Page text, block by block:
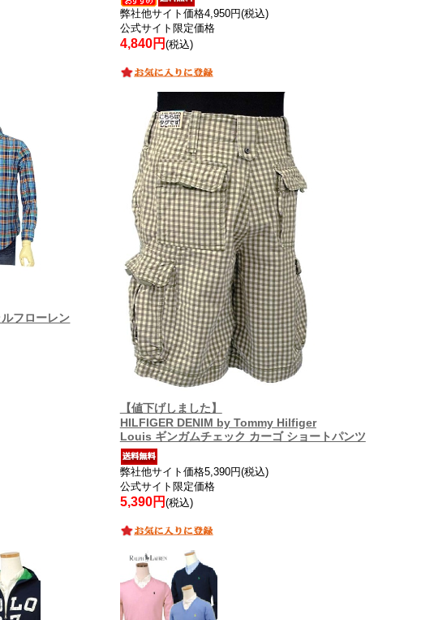
弊社他サイト価格4,950円(税込)
公式サイト限定価格
4,840円 (税込)
フローレン
【値下げしました】
HILFIGER DENIM by Tommy Hilfiger
Louis ギンガムチェック カーゴ ショートパンツ
弊社他サイト価格5,390円(税込)
公式サイト限定価格
5,390円 (税込)